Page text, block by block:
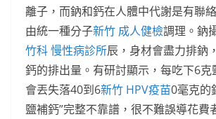
離子，而鈉和鈣在人體中代謝是有聯
由統一種分子新竹 成人健檢調理。鈉
竹科 慢性病診所辰，身材會盡力排鈉
鈣的排出量。有研討顯示，每吃下6克
會丟失落40到6新竹 HPV疫苗0毫克的
鹽補鈣”完整不靠譜，很不難誤導花費